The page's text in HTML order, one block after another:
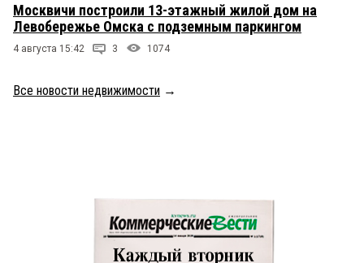
Москвичи построили 13-этажный жилой дом на
Левобережье Омска с подземным паркингом
4 августа 15:42 3 1074
Все новости недвижимости →